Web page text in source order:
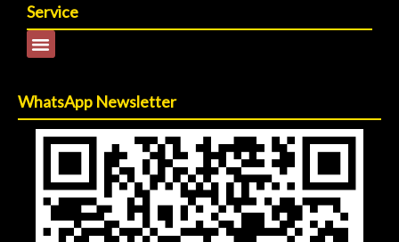
Service
WhatsApp Newsletter